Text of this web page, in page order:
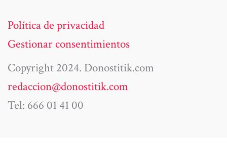
Política de privacidad
Gestionar consentimientos
Copyright 2024. Donostitik.com
redaccion@donostitik.com
Tel: 666 01 41 00